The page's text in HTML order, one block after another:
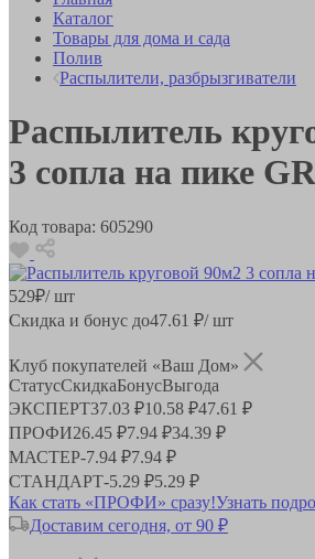
Каталог
Товары для дома и сада
Полив
Распылители, разбрызгиватели
Распылитель
3 сопла на пике
Код товара: 605290
529₽/ шт
Скидка и бонус до47.61 ₽/ шт
Клуб покупателей «Ваш Дом»
СтатусСкидкаБонусВыгода
ЭКСПЕРТ37.03 ₽10.58 ₽47.61 ₽
ПРОФИ26.45 ₽7.94 ₽34.39 ₽
МАСТЕР-7.94 ₽7.94 ₽
СТАНДАРТ-5.29 ₽5.29 ₽
Как стать «ПРОФИ» сразу!Узнать
Доставим сегодня, от 90 ₽